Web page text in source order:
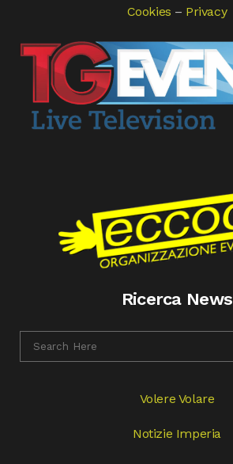
Cookies – Privacy
Ricerca News
Volere Volare
Notizie Imperia